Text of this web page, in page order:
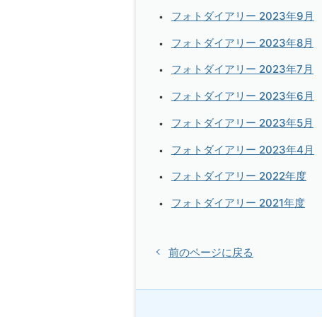
フォトダイアリー 2023年9月
フォトダイアリー 2023年8月
フォトダイアリー 2023年7月
フォトダイアリー 2023年6月
フォトダイアリー 2023年5月
フォトダイアリー 2023年4月
フォトダイアリー 2022年度
フォトダイアリー 2021年度
前のページに戻る